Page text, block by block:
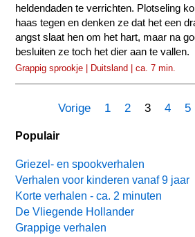
heldendaden te verrichten. Plotseling
haas tegen en denken ze dat het een
angst slaat hen om het hart, maar na
besluiten ze toch het dier aan te vallen.
Grappig sprookje | Duitsland | ca. 7 min.
Vorige 1 23 4 5
Populair
Griezel- en spookverhalen
Verhalen voor kinderen vanaf 9 jaar
Korte verhalen - ca. 2 minuten
De Vliegende Hollander
Grappige verhalen